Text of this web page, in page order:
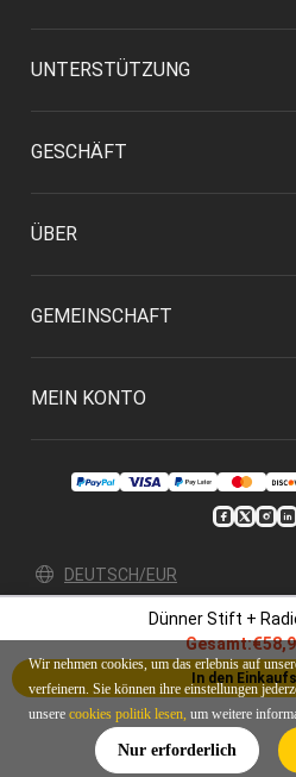
Dünner Stift +
Gesamt:
In den
UNTERSTÜTZUNG
GESCHÄFT
ÜBER
GEMEINSCHAFT
MEIN KONTO
DEUTSCH/EUR
Bedingungen &
© 2026 Xencelabs Technologies
Wir nehmen cookies, um das erlebnis auf
verfeinern. Sie können ihre einstellungen
unsere cookies politik lesen, um weitere
Nur erforderlich